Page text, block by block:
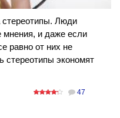
стереотипы. Люди
мнения, и даже если
равно от них не
стереотипы экономят
47